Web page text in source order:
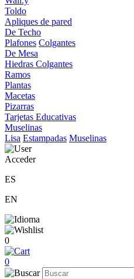
Toldo
Apliques de pared
De Techo
Plafones Colgantes
De Mesa
Hiedras Colgantes
Ramos
Plantas
Macetas
Pizarras
Tarjetas Educativas
Muselinas
Lisa Estampadas Muselinas
Acceder
ES
EN
0
0